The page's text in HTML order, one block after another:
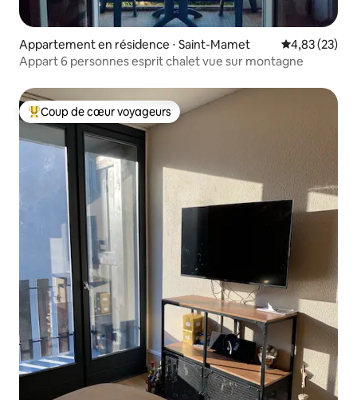
Appartement en résidence ⋅ Saint-Mamet Évaluation
4,83 (23)
Appart 6 personnes esprit chalet vue sur montagne
Coups de cœur voyageurs les plus appréciés
Coup de cœur voyageurs